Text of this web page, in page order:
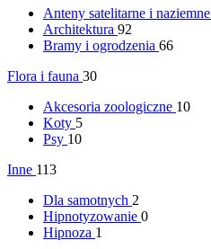
Anteny satelitarne i naziemne
Architektura 92
Bramy i ogrodzenia 66
Flora i fauna 30
Akcesoria zoologiczne 10
Koty 5
Psy 10
Inne 113
Dla samotnych 2
Hipnotyzowanie 0
Hipnoza 1